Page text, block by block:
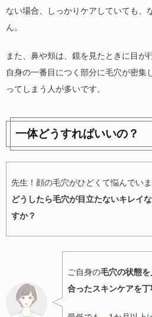
ない場合、しっかりケアしていても、
ん。
また、鼻や頬は、鏡を見たときに目が
自身の一番目につく部分に毛穴が密集
ってしまう人が多いです。
一体どうすればいいの？
先生！顔の毛穴がひどくて悩んでいま
どうしたら毛穴が目立たないキレイ
すか？
ご自身の毛穴の状態
合ったスキンケアを丁